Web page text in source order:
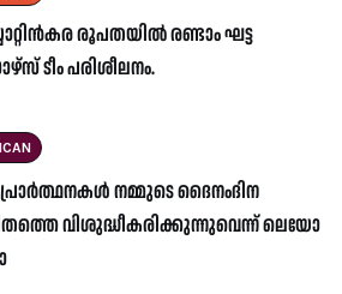
രൂപതയിൽ രണ്ടാം ഘട്ട
ടീം പരിശീലനം.
നമ്മുടെ ദൈനംദിന
വിശുദ്ധീകരിക്കുന്നുവെന്ന് ലെയോ